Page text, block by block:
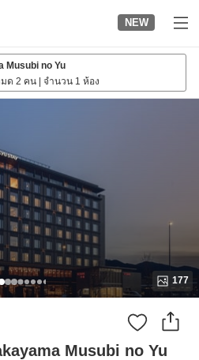
NEW
Musubi no Yu
ด 2 คน จำนวน 1 ห้อง
177
Musubi no Yu